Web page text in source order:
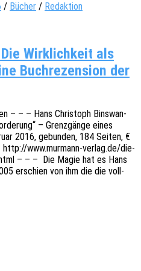
/ Bücher / Redaktion
Wirk­lich­keit als
Buch­re­zen­si­on der
– – – Hans Chris­toph Bins­wan­
– Grenz­gän­ge eines
2016, gebun­den, 184 Seiten, €
www.murmann-verlag.de/die-
– – – Die Magie hat es Hans
erschien von ihm die die voll­